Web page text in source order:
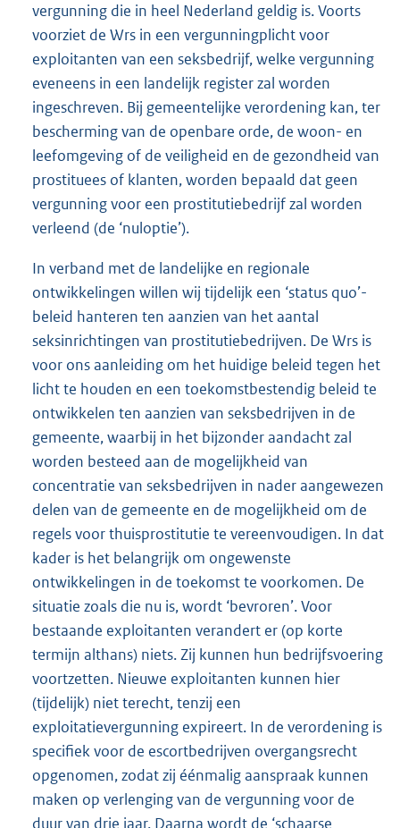
vergunning die in heel Nederland geldig is. Voorts
voorziet de Wrs in een vergunningplicht voor
exploitanten van een seksbedrijf, welke vergunning
eveneens in een landelijk register zal worden
ingeschreven. Bij gemeentelijke verordening kan, ter
bescherming van de openbare orde, de woon- en
leefomgeving of de veiligheid en de gezondheid van
prostituees of klanten, worden bepaald dat geen
vergunning voor een prostitutiebedrijf zal worden
verleend (de ‘nuloptie’).
In verband met de landelijke en regionale
ontwikkelingen willen wij tijdelijk een ‘status quo’-
beleid hanteren ten aanzien van het aantal
seksinrichtingen van prostitutiebedrijven. De Wrs is
voor ons aanleiding om het huidige beleid tegen het
licht te houden en een toekomstbestendig beleid te
ontwikkelen ten aanzien van seksbedrijven in de
gemeente, waarbij in het bijzonder aandacht zal
worden besteed aan de mogelijkheid van
concentratie van seksbedrijven in nader aangewezen
delen van de gemeente en de mogelijkheid om de
regels voor thuisprostitutie te vereenvoudigen. In dat
kader is het belangrijk om ongewenste
ontwikkelingen in de toekomst te voorkomen. De
situatie zoals die nu is, wordt ‘bevroren’. Voor
bestaande exploitanten verandert er (op korte
termijn althans) niets. Zij kunnen hun bedrijfsvoering
voortzetten. Nieuwe exploitanten kunnen hier
(tijdelijk) niet terecht, tenzij een
exploitatievergunning expireert. In de verordening is
specifiek voor de escortbedrijven overgangsrecht
opgenomen, zodat zij éénmalig aanspraak kunnen
maken op verlenging van de vergunning voor de
duur van drie jaar. Daarna wordt de ‘schaarse